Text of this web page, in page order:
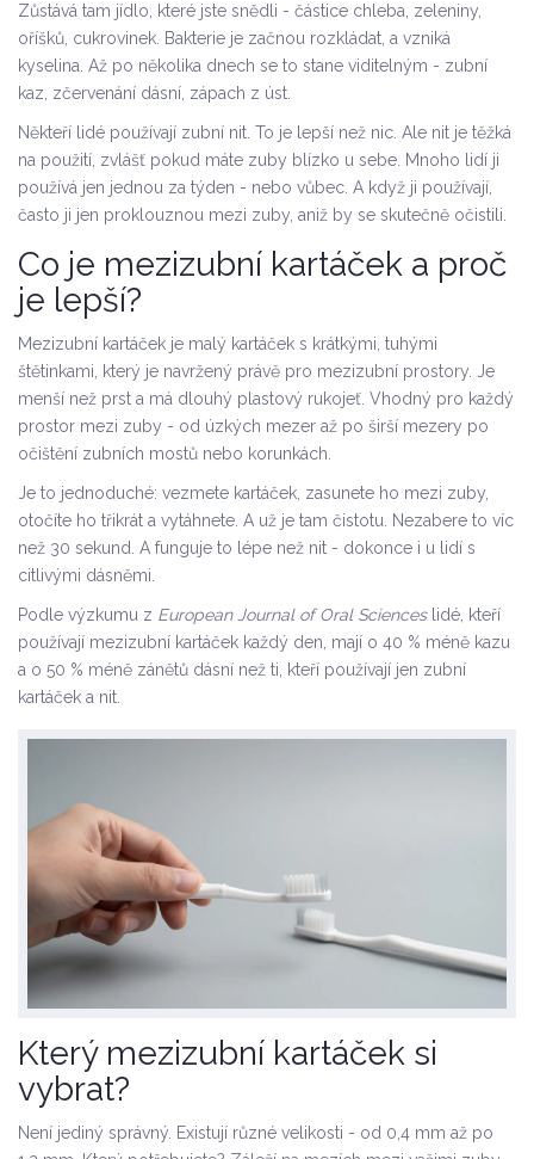
Zůstává tam jídlo, které jste snědli - částice chleba, zeleniny,
oříšků, cukrovinek. Bakterie je začnou rozkládat, a vzniká
kyselina. Až po několika dnech se to stane viditelným - zubní
kaz, zčervenání dásní, zápach z úst.
Někteří lidé používají zubní nit. To je lepší než nic. Ale nit je těžká
na použití, zvlášť pokud máte zuby blízko u sebe. Mnoho lidí ji
používá jen jednou za týden - nebo vůbec. A když ji používají,
často ji jen proklouznou mezi zuby, aniž by se skutečně očistili.
Co je mezizubní kartáček a proč
je lepší?
Mezizubní kartáček je malý kartáček s krátkými, tuhými
štětinkami, který je navržený právě pro mezizubní prostory. Je
menší než prst a má dlouhý plastový rukojeť. Vhodný pro každý
prostor mezi zuby - od úzkých mezer až po širší mezery po
očištění zubních mostů nebo korunkách.
Je to jednoduché: vezmete kartáček, zasunete ho mezi zuby,
otočíte ho třikrát a vytáhnete. A už je tam čistotu. Nezabere to víc
než 30 sekund. A funguje to lépe než nit - dokonce i u lidí s
citlivými dásněmi.
Podle výzkumu z European Journal of Oral Scienceslidé, kteří
používají mezizubní kartáček každý den, mají o 40 % méně kazu
a o 50 % méně zánětů dásní než ti, kteří používají jen zubní
kartáček a nit.
Který mezizubní kartáček si
vybrat?
Není jediný správný. Existují různé velikosti - od 0,4 mm až po